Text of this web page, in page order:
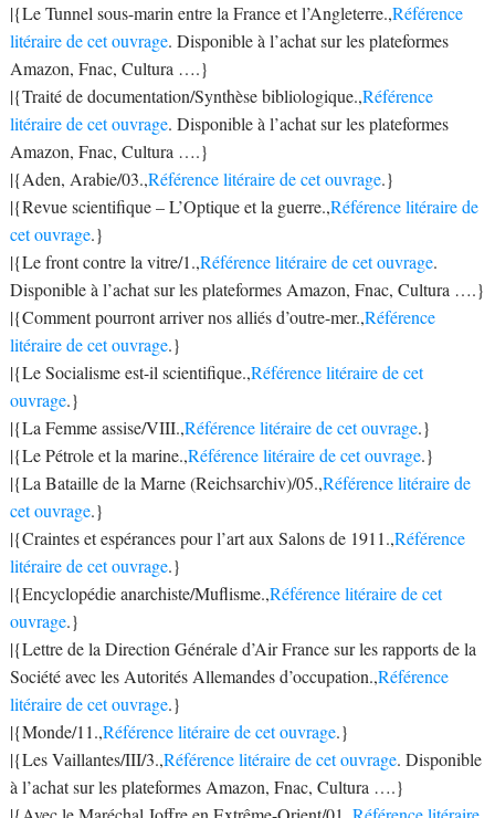
|{Le Tunnel sous-marin entre la France et l’Angleterre.,Référence
litéraire de cet ouvrage. Disponible à l’achat sur les plateformes
Amazon, Fnac, Cultura ….}
|{Traité de documentation/Synthèse bibliologique.,Référence
litéraire de cet ouvrage. Disponible à l’achat sur les plateformes
Amazon, Fnac, Cultura ….}
|{Aden, Arabie/03.,Référence litéraire de cet ouvrage.}
|{Revue scientifique – L’Optique et la guerre.,Référence litéraire de
cet ouvrage.}
|{Le front contre la vitre/1.,Référence litéraire de cet ouvrage.
Disponible à l’achat sur les plateformes Amazon, Fnac, Cultura ….}
|{Comment pourront arriver nos alliés d’outre-mer.,Référence
litéraire de cet ouvrage.}
|{Le Socialisme est-il scientifique.,Référence litéraire de cet
ouvrage.}
|{La Femme assise/VIII.,Référence litéraire de cet ouvrage.}
|{Le Pétrole et la marine.,Référence litéraire de cet ouvrage.}
|{La Bataille de la Marne (Reichsarchiv)/05.,Référence litéraire de
cet ouvrage.}
|{Craintes et espérances pour l’art aux Salons de 1911.,Référence
litéraire de cet ouvrage.}
|{Encyclopédie anarchiste/Muflisme.,Référence litéraire de cet
ouvrage.}
|{Lettre de la Direction Générale d’Air France sur les rapports de la
Société avec les Autorités Allemandes d’occupation.,Référence
litéraire de cet ouvrage.}
|{Monde/11.,Référence litéraire de cet ouvrage.}
|{Les Vaillantes/III/3.,Référence litéraire de cet ouvrage. Disponible
à l’achat sur les plateformes Amazon, Fnac, Cultura ….}